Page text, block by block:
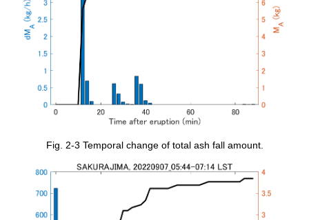
Fig. 2-3 Temporal change of total ash fall amount.